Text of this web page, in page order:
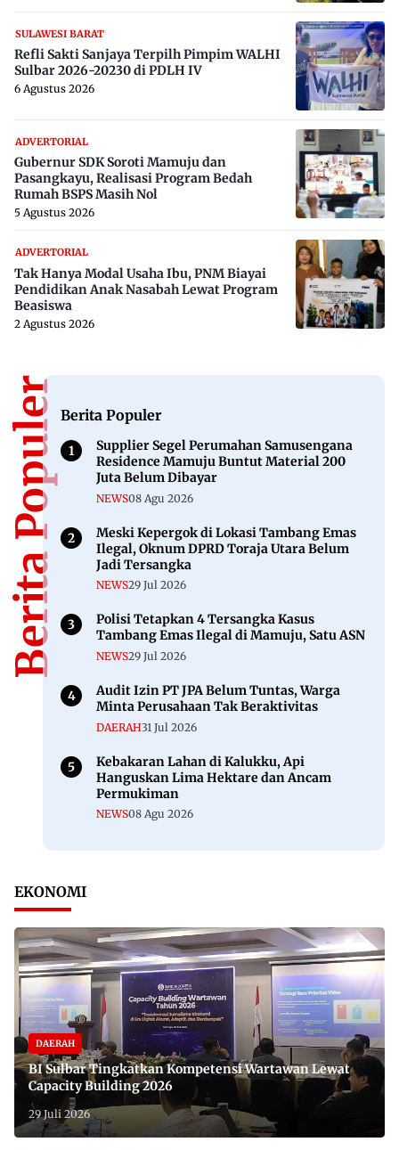
SULAWESI BARAT
Refli Sakti Sanjaya Terpilh Pimpim WALHI
Sulbar 2026-20230 di PDLH IV
6 Agustus 2026
ADVERTORIAL
Gubernur SDK Soroti Mamuju dan
Pasangkayu, Realisasi Program Bedah
Rumah BSPS Masih Nol
5 Agustus 2026
ADVERTORIAL
Tak Hanya Modal Usaha Ibu, PNM Biayai
Pendidikan Anak Nasabah Lewat Program
Beasiswa
2 Agustus 2026
Berita PopulerBerita Populer
Supplier Segel Perumahan Samusengana
Residence Mamuju Buntut Material 200
Juta Belum Dibayar
NEWS08 Agu 2026
Meski Kepergok di Lokasi Tambang Emas
Ilegal, Oknum DPRD Toraja Utara Belum
Jadi Tersangka
NEWS29 Jul 2026
Polisi Tetapkan 4 Tersangka Kasus
Tambang Emas Ilegal di Mamuju, Satu ASN
NEWS29 Jul 2026
Audit Izin PT JPA Belum Tuntas, Warga
Minta Perusahaan Tak Beraktivitas
DAERAH31 Jul 2026
Kebakaran Lahan di Kalukku, Api
Hanguskan Lima Hektare dan Ancam
Permukiman
NEWS08 Agu 2026
EKONOMI
DAERAH
BI Sulbar Tingkatkan Kompetensi Wartawan Lewat
Capacity Building 2026
29 Juli 2026